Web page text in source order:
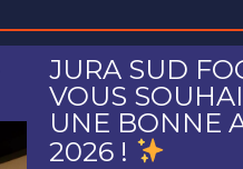
JURA SUD
VOUS
UNE BONNE
2026 !